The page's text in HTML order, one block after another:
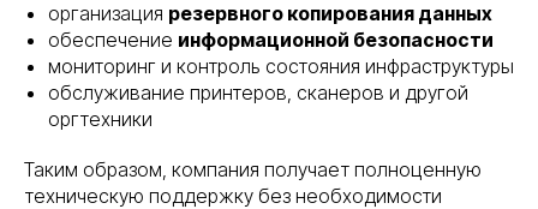
организация резервного копирования данных
обеспечение информационной безопасности
мониторинг и контроль состояния инфраструктуры
обслуживание принтеров, сканеров и другой
оргтехники
Таким образом, компания получает полноценную
техническую поддержку без необходимости